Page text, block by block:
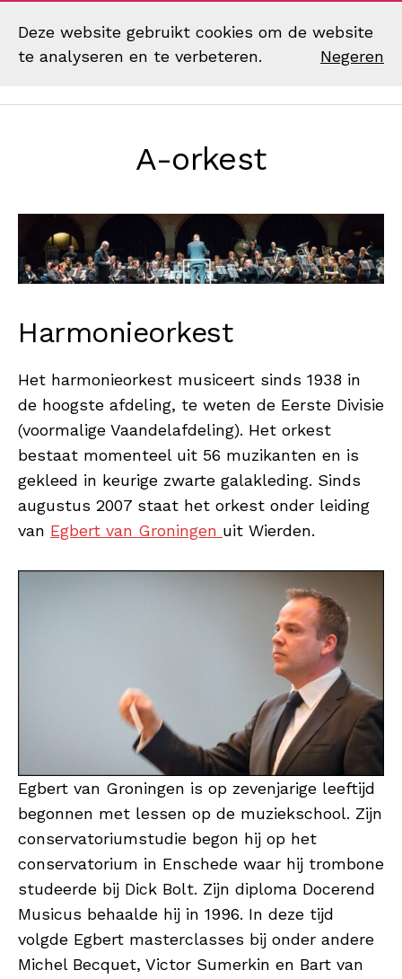
Deze website gebruikt cookies om de website
te analyseren en te verbeteren.
Negeren
Excelsior
A-orkest
Harmonieorkest
Het harmonieorkest musiceert sinds 1938 in
de hoogste afdeling, te weten de Eerste Divisie
(voormalige Vaandelafdeling). Het orkest
bestaat momenteel uit 56 muzikanten en is
gekleed in keurige zwarte galakleding. Sinds
augustus 2007 staat het orkest onder leiding
van Egbert van Groningen uit Wierden.
Egbert van Groningen is op zevenjarige leeftijd
begonnen met lessen op de muziekschool. Zijn
conservatoriumstudie begon hij op het
conservatorium in Enschede waar hij trombone
studeerde bij Dick Bolt. Zijn diploma Docerend
Musicus behaalde hij in 1996. In deze tijd
volgde Egbert masterclasses bij onder andere
Michel Becquet, Victor Sumerkin en Bart van